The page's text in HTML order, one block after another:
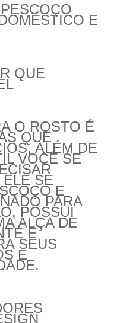
E
QUE
O ROSTO É
QUE
ALÉM DE
VOCÊ SE
SE
E
PARA
POSSUI
ALÇA DE
E
SEUS
E